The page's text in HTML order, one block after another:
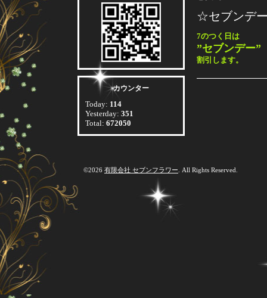
☆セブンデ
7のつく日は
”セブンデー”
割引します。
カウンター
Today: 114
Yesterday: 351
Total: 672050
©2026 有限会社 セブンフラワー . All Rights Reserved.